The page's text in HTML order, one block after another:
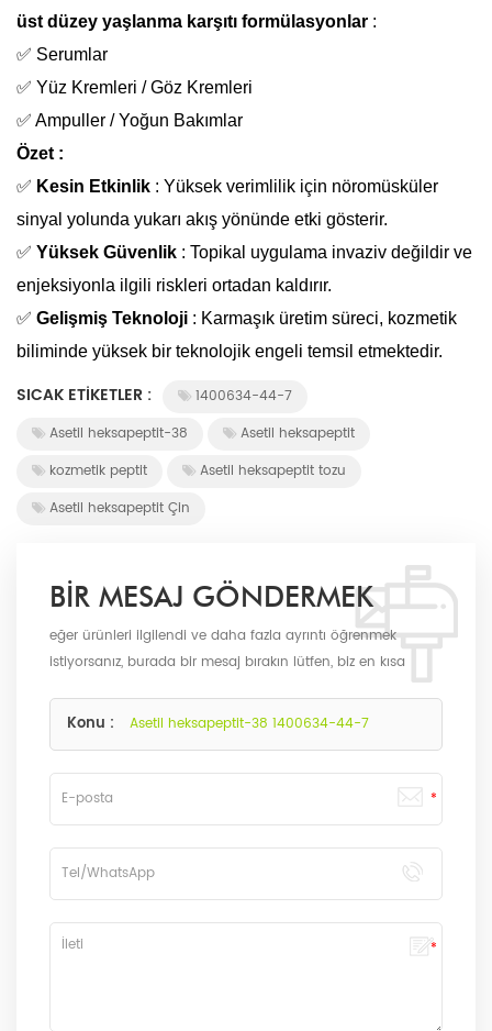
üst düzey yaşlanma karşıtı formülasyonlar :
✅ Serumlar
✅ Yüz Kremleri / Göz Kremleri
✅ Ampuller / Yoğun Bakımlar
Özet :
✅ Kesin Etkinlik : Yüksek verimlilik için nöromüsküler
sinyal yolunda yukarı akış yönünde etki gösterir.
✅ Yüksek Güvenlik : Topikal uygulama invaziv değildir ve
enjeksiyonla ilgili riskleri ortadan kaldırır.
✅ Gelişmiş Teknoloji : Karmaşık üretim süreci, kozmetik
biliminde yüksek bir teknolojik engeli temsil etmektedir.
SICAK ETIKETLER :
1400634-44-7
Asetil heksapeptit-38
Asetil heksapeptit
kozmetik peptit
Asetil heksapeptit tozu
Asetil heksapeptit Çin
BIR MESAJ GÖNDERMEK
eğer ürünleri ilgilendi ve daha fazla ayrıntı öğrenmek
istiyorsanız, burada bir mesaj bırakın lütfen, biz en kısa
Konu : Asetil heksapeptit-38 1400634-44-7